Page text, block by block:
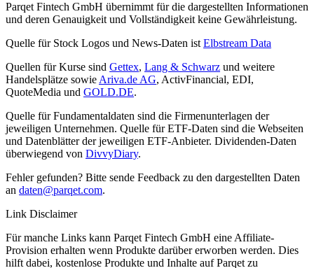
Parqet Fintech GmbH übernimmt für die dargestellten Informationen
und deren Genauigkeit und Vollständigkeit keine Gewährleistung.
Quelle für Stock Logos und News-Daten ist Elbstream Data
Quellen für Kurse sind Gettex, Lang & Schwarz und weitere
Handelsplätze sowie Ariva.de AG, ActivFinancial, EDI,
QuoteMedia und GOLD.DE.
Quelle für Fundamentaldaten sind die Firmenunterlagen der
jeweiligen Unternehmen. Quelle für ETF-Daten sind die Webseiten
und Datenblätter der jeweiligen ETF-Anbieter. Dividenden-Daten
überwiegend von DivvyDiary.
Fehler gefunden? Bitte sende Feedback zu den dargestellten Daten
an daten@parqet.com.
Link Disclaimer
Für manche Links kann Parqet Fintech GmbH eine Affiliate-
Provision erhalten wenn Produkte darüber erworben werden. Dies
hilft dabei, kostenlose Produkte und Inhalte auf Parqet zu